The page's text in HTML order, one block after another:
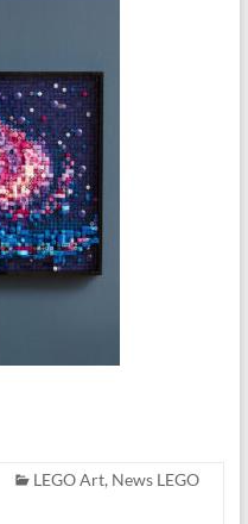
LEGO Art, News LEGO